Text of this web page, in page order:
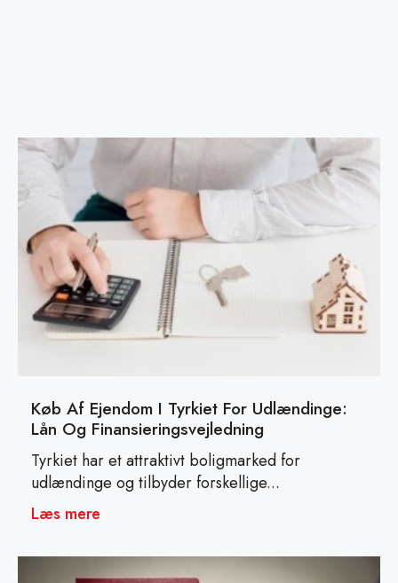
Køb Af Ejendom I Tyrkiet For Udlændinge:
Lån Og Finansieringsvejledning
Tyrkiet har et attraktivt boligmarked for
udlændinge og tilbyder forskellige...
Læs mere